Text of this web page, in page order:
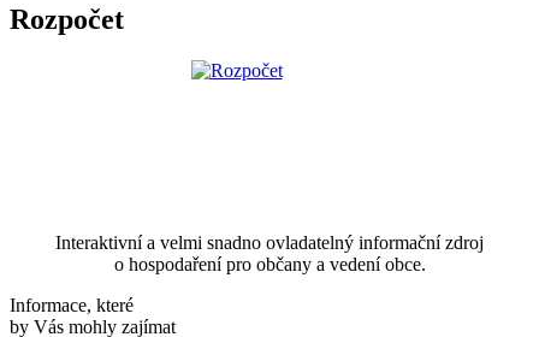
Rozpočet
Interaktivní a velmi snadno ovladatelný informační zdroj
o hospodaření pro občany a vedení obce.
Informace, které
by Vás mohly zajímat